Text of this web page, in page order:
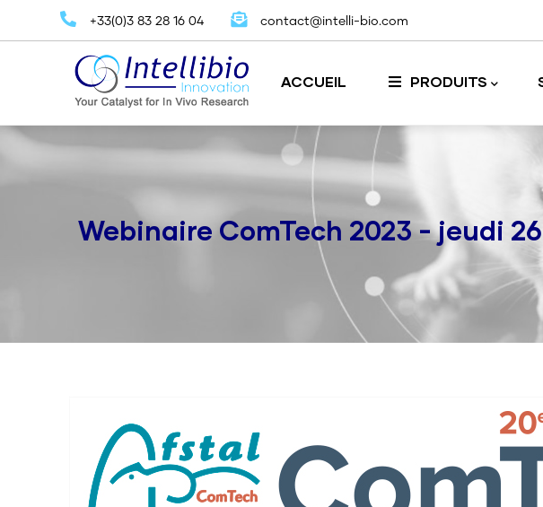
+33(0)3 83 28 16 04 contact@intelli-bio.com
principale
ACCUEIL PRODUITS
Webinaire ComTech 2023 - jeudi